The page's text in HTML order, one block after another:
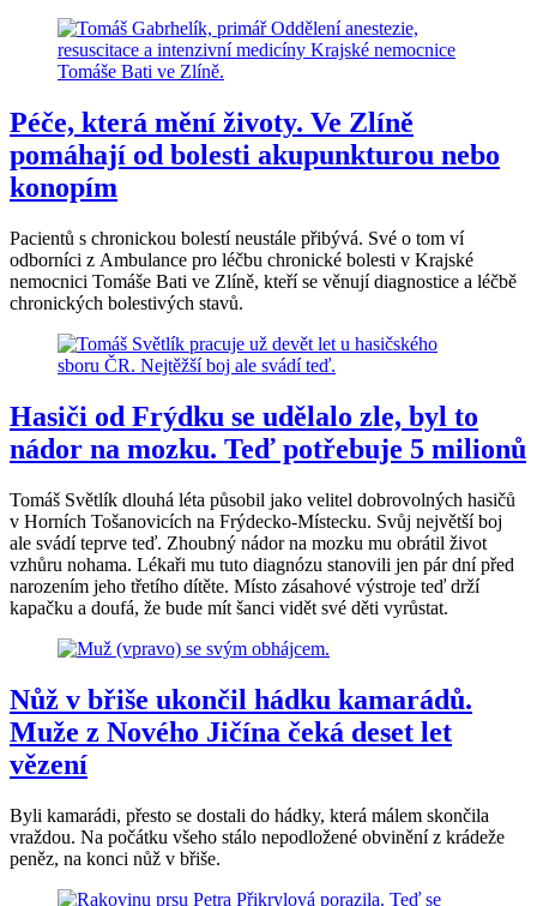
Péče, která mění životy. Ve Zlíně
pomáhají od bolesti akupunkturou nebo
konopím
Pacientů s chronickou bolestí neustále přibývá. Své o tom ví
odborníci z Ambulance pro léčbu chronické bolesti v Krajské
nemocnici Tomáše Bati ve Zlíně, kteří se věnují diagnostice a léčbě
chronických bolestivých stavů.
Hasiči od Frýdku se udělalo zle, byl to
nádor na mozku. Teď potřebuje 5 milionů
Tomáš Světlík dlouhá léta působil jako velitel dobrovolných hasičů
v Horních Tošanovicích na Frýdecko-Místecku. Svůj největší boj
ale svádí teprve teď. Zhoubný nádor na mozku mu obrátil život
vzhůru nohama. Lékaři mu tuto diagnózu stanovili jen pár dní před
narozením jeho třetího dítěte. Místo zásahové výstroje teď drží
kapačku a doufá, že bude mít šanci vidět své děti vyrůstat.
Nůž v břiše ukončil hádku kamarádů.
Muže z Nového Jičína čeká deset let
vězení
Byli kamarádi, přesto se dostali do hádky, která málem skončila
vraždou. Na počátku všeho stálo nepodložené obvinění z krádeže
peněz, na konci nůž v břiše.